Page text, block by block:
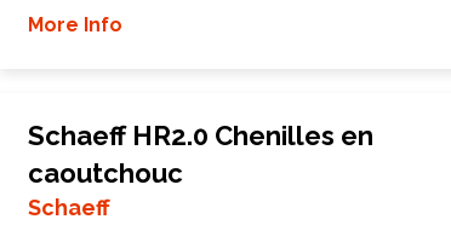
More Info
Schaeff HR2.0 Chenilles en
caoutchouc
Schaeff